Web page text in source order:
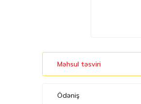
Məhsul təsviri
Ödəniş